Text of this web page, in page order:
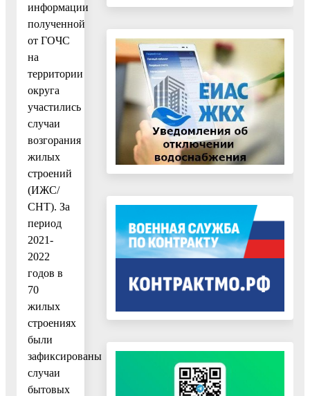
информации
полученной
от ГОЧС
на
территории
округа
участились
случаи
возгорания
жилых
строений
(ИЖС/
СНТ). За
период
2021-
2022
годов в
70
жилых
строениях
были
зафиксированы
случаи
бытовых